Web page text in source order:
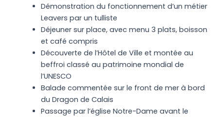
Démonstration du fonctionnement d’un métier
Leavers par un tulliste
Déjeuner sur place, avec menu 3 plats, boisson
et café compris
Découverte de l’Hôtel de Ville et montée au
beffroi classé au patrimoine mondial de
l’UNESCO
Balade commentée sur le front de mer à bord
du Dragon de Calais
Passage par l’église Notre-Dame avant le